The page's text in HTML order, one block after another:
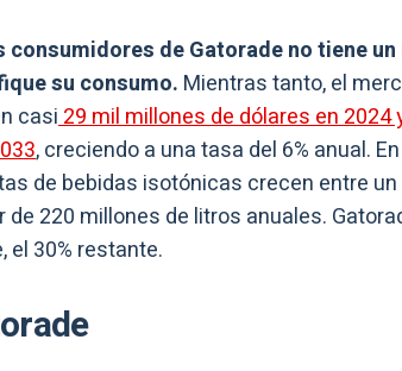
consumidores de Gatorade no tiene
su consumo. Mientras tanto, el
casi29 mil millones de dólares en 2024
, creciendo a una tasa del 6% anual.
de bebidas isotónicas crecen entre un
220 millones de litros anuales.
el 30% restante.